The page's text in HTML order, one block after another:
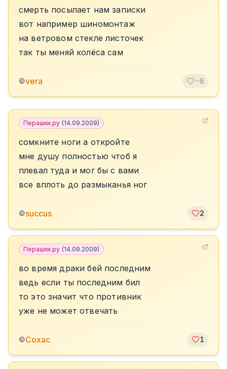
смерть посылает нам записки
вот например шиномонтаж
на ветровом стекле листочек
так ты меняй колёса сам
©vera -6
Перашки.ру (14.09.2009)
сомкните ноги а откройте
мне душу полностью чтоб я
плевал туда и мог бы с вами
все вплоть до размыканья ног
©succus 2
Перашки.ру (14.09.2009)
во время драки бей последним
ведь если ты последним бил
то это значит что противник
уже не может отвечать
©Сохас 1